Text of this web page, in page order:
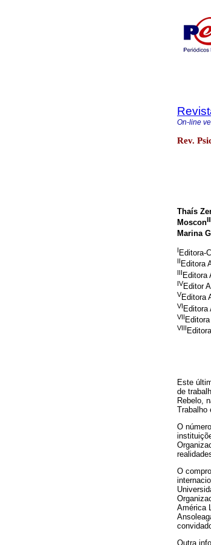
On-line
Rev.
Thaís
Moscon
Marina
I Editora-
II Editora
IIIEditora
IVEditor
VEditora
VIEditora
VII
VIII
Este
de
Rebelo,
Trabalho
O
O
América
Outra